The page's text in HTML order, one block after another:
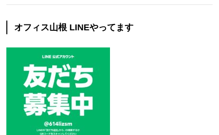
オフィス山根 LINEやってます